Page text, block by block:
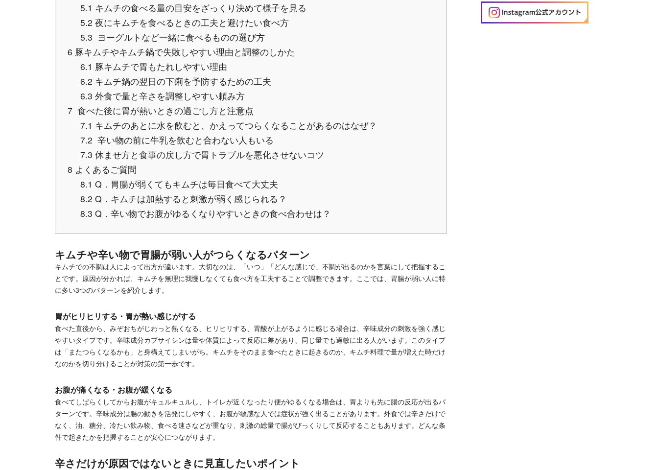
5.1 キムチの食べる量の目安をざっくり決めて様子を見る
5.2 夜にキムチを食べるときの工夫と避けたい食べ方
5.3 ヨーグルトなど一緒に食べるものの選び方
6 豚キムチやキムチ鍋で失敗しやすい理由と調整のしかた
6.1 豚キムチで胃もたれしやすい理由
6.2 キムチ鍋の翌日の下痢を予防するための工夫
6.3 外食で量と辛さを調整しやすい頼み方
7 食べた後に胃が熱いときの過ごし方と注意点
7.1 キムチのあとに水を飲むと、かえってつらくなることがあるのはなぜ？
7.2 辛い物の前に牛乳を飲むと合わない人もいる
7.3 休ませ方と食事の戻し方で胃トラブルを悪化させないコツ
8 よくあるご質問
8.1 Q．胃腸が弱くてもキムチは毎日食べて大丈夫
8.2 Q．キムチは加熱すると刺激が弱く感じられる？
8.3 Q．辛い物でお腹がゆるくなりやすいときの食べ合わせは？
キムチや辛い物で胃腸が弱い人がつらくなるパターン
キムチでの不調は人によって出方が違います。大切なのは、「いつ」「どんな感じで」不調が出るのかを言葉にして把握するこ
とです。原因が分かれば、キムチを無理に我慢しなくても食べ方を工夫することで調整できます。ここでは、胃腸が弱い人に特
に多い3つのパターンを紹介します。
胃がヒリヒリする・胃が熱い感じがする
食べた直後から、みぞおちがじわっと熱くなる、ヒリヒリする、胃酸が上がるように感じる場合は、辛味成分の刺激を強く感じ
やすいタイプです。辛味成分カプサイシンは量や体質によって反応に差があり、同じ量でも過敏に出る人がいます。このタイプ
は「またつらくなるかも」と身構えてしまいがち。キムチをそのまま食べたときに起きるのか、キムチ料理で量が増えた時だけ
なのかを切り分けることが対策の第一歩です。
お腹が痛くなる・お腹が緩くなる
食べてしばらくしてからお腹がキュルキュルし、トイレが近くなったり便がゆるくなる場合は、胃よりも先に腸の反応が出るパ
ターンです。辛味成分は腸の動きを活発にしやすく、お腹が敏感な人では症状が強く出ることがあります。外食では辛さだけで
なく、油、糖分、冷たい飲み物、食べる速さなどが重なり、刺激の総量で腸がびっくりして反応することもあります。どんな条
件で起きたかを把握することが安心につながります。
辛さだけが原因ではないときに見直したいポイント